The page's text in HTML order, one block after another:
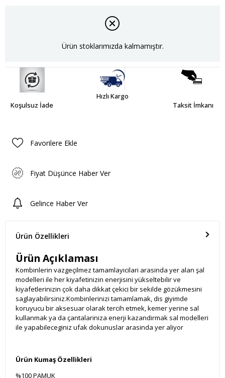
Ürün stoklarımızda kalmamıştır.
Koşulsuz İade
Hızlı Kargo
Taksit İmkanı
Favorilere Ekle
Fiyat Düşünce Haber Ver
Gelince Haber Ver
Ürün Özellikleri
Ürün Açıklaması
Kombinlerin vazgeçilmez tamamlayicilari arasinda yer alan şal
modelleri ile her kiyafetinizin enerjisini yükseltebilir ve
kiyafetlerinizin çok daha dikkat çekici bir sekilde gözükmesini
saglayabilirsiniz.Kombinlerinizi tamamlamak, dis giyimde
koruyucu bir aksesuar olarak tercih etmek, kemer yerine sal
kullanmak ya da çantalariniza enerji kazandirmak sal modelleri
ile yapabileceginiz ufak dokunuslar arasinda yer aliyor
Ürün Kumaş Özellikleri
%100 PAMUK